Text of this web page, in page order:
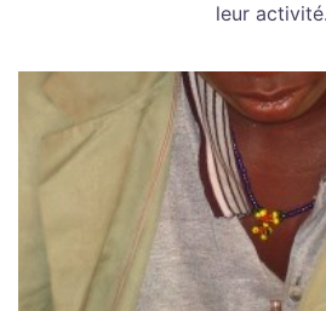
leur activité.